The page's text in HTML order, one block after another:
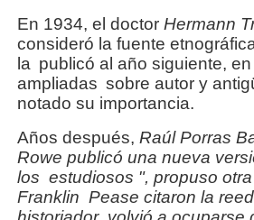
En 1934, el doctor Hermann
consideró la fuente
la publicó al año siguiente,
ampliadas sobre autor y
notado su importancia.
Años después, Raúl Porras
Rowe publicó una nueva
los estudiosos ", propuso
Franklin Pease citaron la